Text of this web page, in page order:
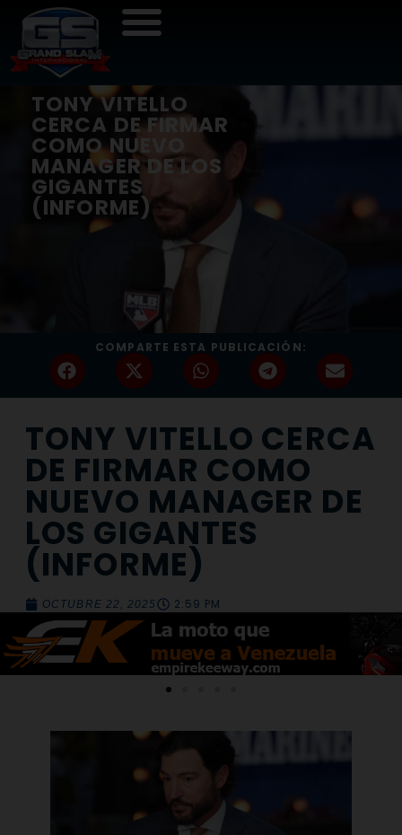
TONY VITELLO
CERCA DE FIRMAR
COMO NUEVO
MANAGER DE LOS
GIGANTES
(INFORME)
COMPARTE ESTA PUBLICACIÓN:
TONY VITELLO CERCA
DE FIRMAR COMO
NUEVO MANAGER DE
LOS GIGANTES
(INFORME)
OCTUBRE 22, 2025 2:59 PM